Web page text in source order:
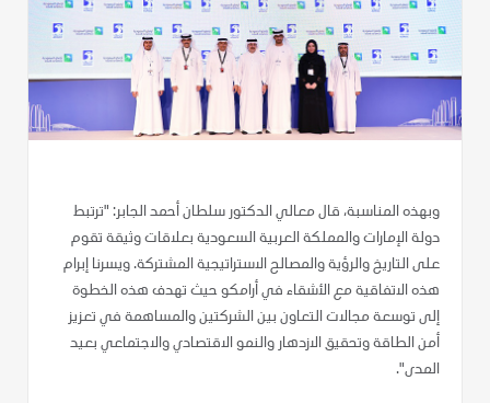
وبهذه المناسبة، قال معالي الدكتور سلطان أحمد الجابر: "ترتبط
دولة الإمارات والمملكة العربية السعودية بعلاقات وثيقة تقوم
على التاريخ والرؤية والمصالح الاستراتيجية المشتركة. ويسرنا إبرام
هذه الاتفاقية مع الأشقاء في أرامكو حيث تهدف هذه الخطوة
إلى توسعة مجالات التعاون بين الشركتين والمساهمة في تعزيز
أمن الطاقة وتحقيق الازدهار والنمو الاقتصادي والاجتماعي بعيد
المدى".